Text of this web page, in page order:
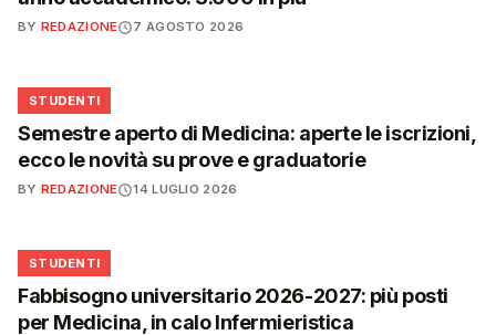
BY REDAZIONE 7 AGOSTO 2026
🎓
STUDENTI
Semestre aperto di Medicina: aperte le iscrizioni,
ecco le novità su prove e graduatorie
BY REDAZIONE 14 LUGLIO 2026
🎓
STUDENTI
Fabbisogno universitario 2026-2027: più posti
per Medicina, in calo Infermieristica